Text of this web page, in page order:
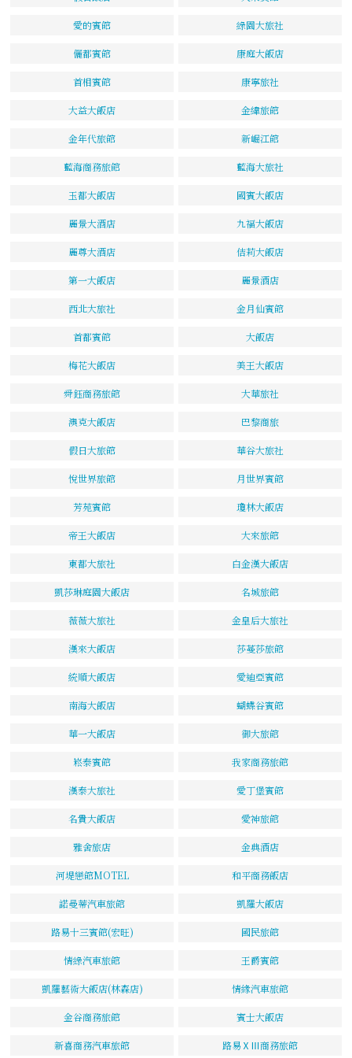
愛的賓館 綠園大旅社
儷都賓館 康庭大飯店
首相賓館 康寧旅社
大益大飯店 金緯旅館
金年代旅館 新崛江館
藍海商務旅館 藍海大旅社
玉都大飯店 國賓大飯店
麗景大酒店 九福大飯店
麗尊大酒店 佶莉大飯店
第一大飯店 麗景酒店
西北大旅社 金月仙賓館
首都賓館 大飯店
梅花大飯店 美王大飯店
舜鈺商務旅館 大華旅社
澳克大飯店 巴黎商旅
假日大旅館 華谷大旅社
悅世界旅館 月世界賓館
芳苑賓館 瓊林大飯店
帝王大飯店 大來旅館
東都大旅社 白金漢大飯店
凱莎琳庭園大飯店 名城旅館
薇薇大旅社 金皇后大旅社
漢來大飯店 莎蔓莎旅館
統順大飯店 愛迪亞賓館
南海大飯店 蝴蝶谷賓館
華一大飯店 御大旅館
崧泰賓館 我家商務旅館
漢泰大旅社 愛丁堡賓館
名貴大飯店 愛神旅館
雅舍旅店 金典酒店
河堤戀館MOTEL 和平商務飯店
諾曼蒂汽車旅館 凱羅大飯店
路易十三賓館(宏旺) 國民旅館
情綠汽車旅館 王爵賓館
凱羅藝術大飯店(林森店) 情緣汽車旅館
金谷商務旅館 賓士大飯店
新喜商務汽車旅館 路易ⅩⅢ商務旅館